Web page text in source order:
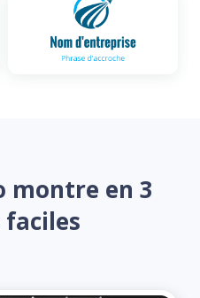
montre en 3
faciles